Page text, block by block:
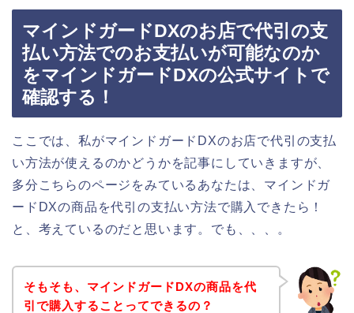
マインドガードDXのお店で代引の支
払い方法でのお支払いが可能なのか
をマインドガードDXの公式サイトで
確認する！
ここでは、私がマインドガードDXのお店で代引の支払
い方法が使えるのかどうかを記事にしていきますが、
多分こちらのページをみているあなたは、マインドガ
ードDXの商品を代引の支払い方法で購入できたら！
と、考えているのだと思います。でも、、、。
そもそも、マインドガードDXの商品を代
引で購入することってできるの？